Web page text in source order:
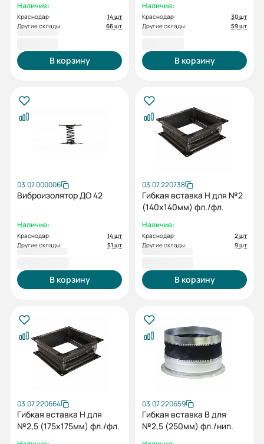
Наличие:
Краснодар:
14 шт
Другие склады:
66 шт
В корзину
Наличие:
Краснодар:
30 шт
Другие склады:
59 шт
В корзину
03.07.000006
Виброизолятор ДО 42
Наличие:
Краснодар:
14 шт
Другие склады:
51 шт
В корзину
03.07.220738
Гибкая вставка Н для №2
(140х140мм) фл./фл.
Наличие:
Краснодар:
2 шт
Другие склады:
9 шт
В корзину
03.07.220664
Гибкая вставка Н для
№2,5 (175х175мм) фл./фл.
03.07.220659
Гибкая вставка В для
№2,5 (250мм) фл./нип.